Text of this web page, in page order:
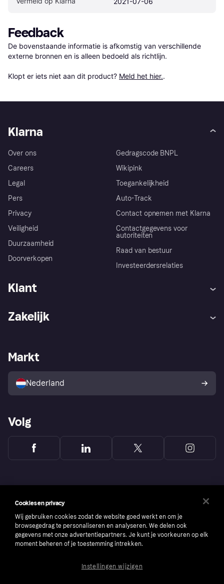
Feedback
De bovenstaande informatie is afkomstig van verschillende
externe bronnen en is alleen bedoeld als richtlijn.
Klopt er iets niet aan dit product? Meld het hier..
Klarna
Over ons
Careers
Legal
Pers
Privacy
Veiligheid
Duurzaamheid
Doorverkopen
Gedragscode BNPL
Wikipink
Toegankelijkheid
Auto-Track
Contact opnemen met Klarna
Contactgegevens voor
autoriteiten
Raad van bestuur
Investeerdersrelaties
Klant
Winkeloverzicht
Kopersbescherming voor
consumenten
Zakelijk
Zakelijke login
Markt
Nederland
Volg
Cookies en privacy
Wij gebruiken cookies zodat de website goed werkt en om je
browsegedrag te personaliseren en analyseren. We delen ook
gegevens met onze advertentiepartners. Je kunt je voorkeuren op elk
moment beheren of je toestemming intrekken.
Instellingen wijzigen